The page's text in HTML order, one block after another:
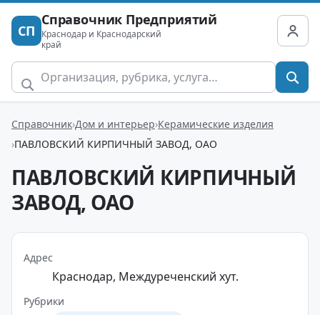
СП
Справочник Предприятий
Краснодар и Краснодарский
край
Справочник Дом и интерьер Керамические изделия
ПАВЛОВСКИЙ КИРПИЧНЫЙ ЗАВОД, ОАО
ПАВЛОВСКИЙ КИРПИЧНЫЙ
ЗАВОД, ОАО
Адрес
Краснодар, Междуреченский хут.
Рубрики